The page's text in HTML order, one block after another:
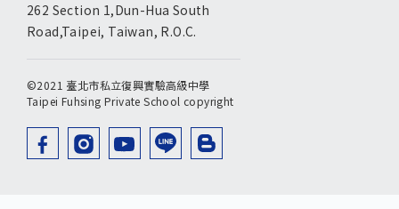
262 Section 1,Dun-Hua South
Road,Taipei, Taiwan, R.O.C.
©2021 臺北市私立復興實驗高級中學
Taipei Fuhsing Private School copyright